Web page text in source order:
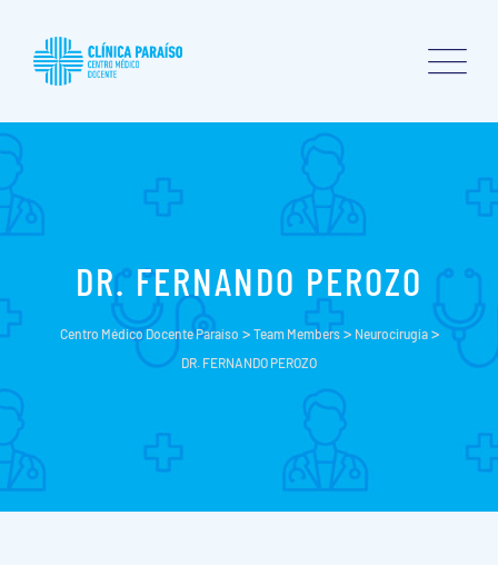
DR. FERNANDO PEROZO
Centro Médico Docente Paraíso > Team Members> Neurocirugía>
DR. FERNANDO PEROZO